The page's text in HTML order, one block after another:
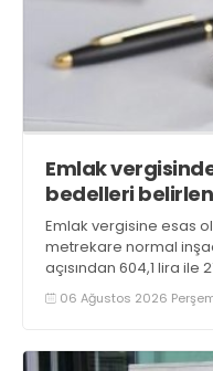
Emlak
bedelleri
Emlak vergisine esas
metrekare normal
açısından 604,1 lira ile
değişecek
06 Ağustos 2026